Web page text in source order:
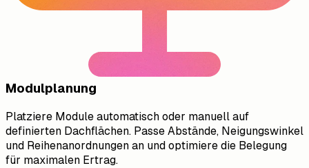
Modulplanung
Platziere Module automatisch oder manuell auf
definierten Dachflächen. Passe Abstände, Neigungswinkel
und Reihenanordnungen an und optimiere die Belegung
für maximalen Ertrag.